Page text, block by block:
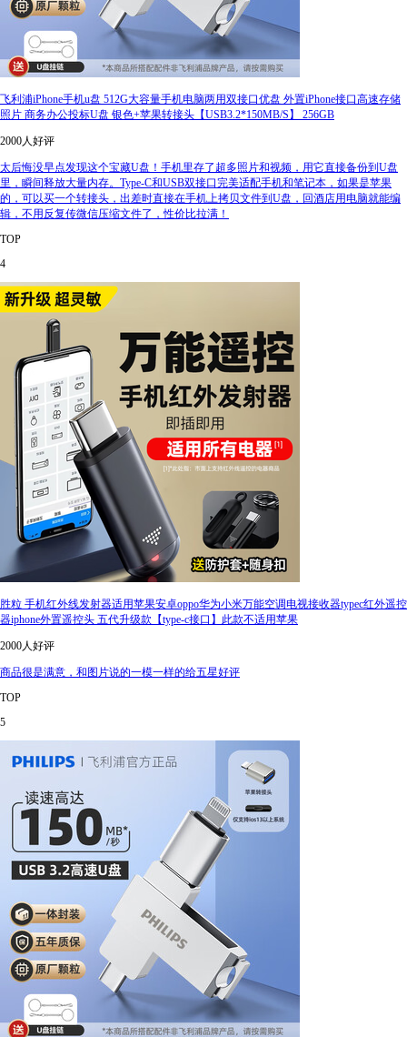
飞利浦iPhone手机u盘 512G大容量手机电脑两用双接口优盘 外置iPhone接口高速存储
照片 商务办公投标U盘 银色+苹果转接头【USB3.2*150MB/S】 256GB
2000人好评
太后悔没早点发现这个宝藏U盘！手机里存了超多照片和视频，用它直接备份到U盘
里，瞬间释放大量内存。Type-C和USB双接口完美适配手机和笔记本，如果是苹果
的，可以买一个转接头，出差时直接在手机上拷贝文件到U盘，回酒店用电脑就能编
辑，不用反复传微信压缩文件了，性价比拉满！
TOP
4
胜粒 手机红外线发射器适用苹果安卓oppo华为小米万能空调电视接收器typec红外遥控
器iphone外置遥控头 五代升级款【type-c接口】此款不适用苹果
2000人好评
商品很是满意，和图片说的一模一样的给五星好评
TOP
5